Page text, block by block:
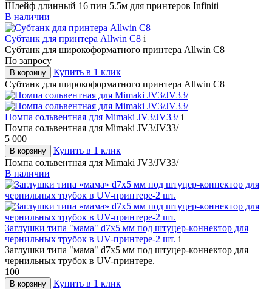
Шлейф длинный 16 пин 5.5м для принтеров Infiniti
В наличии
Субтанк для принтера Allwin C8 i
Субтанк для широкоформатного принтера Allwin C8
По запросу
В корзину
Купить в 1 клик
Субтанк для широкоформатного принтера Allwin C8
Помпа сольвентная для Mimaki JV3/JV33/i
Помпа сольвентная для Mimaki JV3/JV33/
5 000
В корзину
Купить в 1 клик
Помпа сольвентная для Mimaki JV3/JV33/
В наличии
Заглушки типа "мама" d7х5 мм под штуцер-коннектор для
чернильных трубок в UV-принтере-2 шт. i
Заглушки типа "мама" d7х5 мм под штуцер-коннектор для
чернильных трубок в UV-принтере.
100
В корзину
Купить в 1 клик